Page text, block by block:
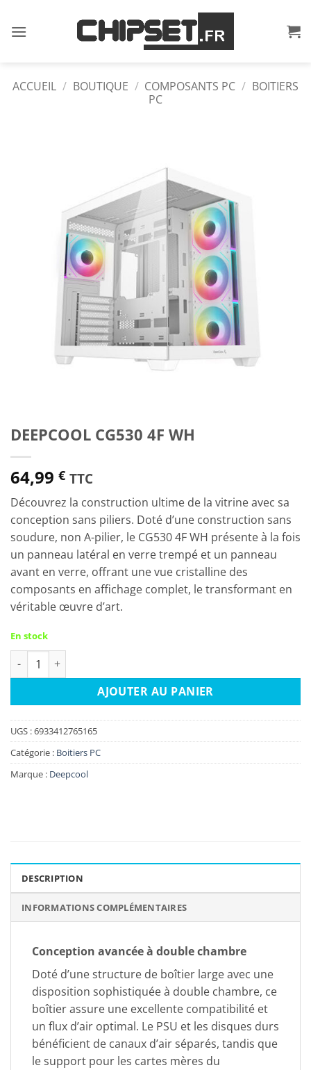
au
ACCUEIL / BOUTIQUE / COMPOSANTS PC / BOITIERS
PC
DEEPCOOL CG530 4F WH
64,99 € TTC
Découvrez la construction ultime de la vitrine avec sa
conception sans piliers. Doté d’une construction sans
soudure, non A-pilier, le CG530 4F WH présente à la fois
un panneau latéral en verre trempé et un panneau
avant en verre, offrant une vue cristalline des
composants en affichage complet, le transformant en
véritable œuvre d’art.
En stock
quantité de DEEPCOOL CG530 4F WH
AJOUTER AU PANIER
UGS :6933412765165
Catégorie : Boitiers PC
Marque : Deepcool
DESCRIPTION
INFORMATIONS COMPLÉMENTAIRES
Conception avancée à double chambre
Doté d’une structure de boîtier large avec une
disposition sophistiquée à double chambre, ce
boîtier assure une excellente compatibilité et
un flux d’air optimal. Le PSU et les disques durs
bénéficient de canaux d’air séparés, tandis que
le support pour les cartes mères du